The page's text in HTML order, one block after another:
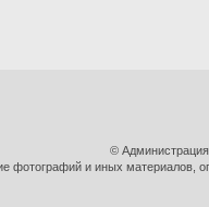
©
фотографий и иных материалов,